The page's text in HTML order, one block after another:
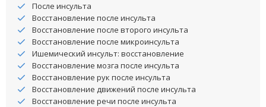
После инсульта
Восстановление после инсульта
Восстановление после второго инсульта
Восстановление после микроинсульта
Ишемический инсульт: восстановление
Восстановление мозга после инсульта
Восстановление рук после инсульта
Восстановление движений после инсульта
Восстановление речи после инсульта